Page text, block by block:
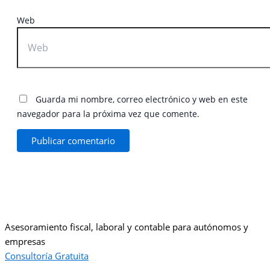
Web
Guarda mi nombre, correo electrónico y web en este
navegador para la próxima vez que comente.
Asesoramiento fiscal, laboral y contable para autónomos y
empresas
Consultoría Gratuita